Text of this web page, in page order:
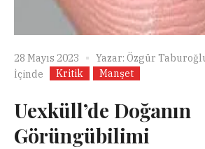
28 Mayıs 2023 Yazar: Özgür
İçinde
Kritik Manşet
Uexküll’de Doğanın
Görüngübilimi